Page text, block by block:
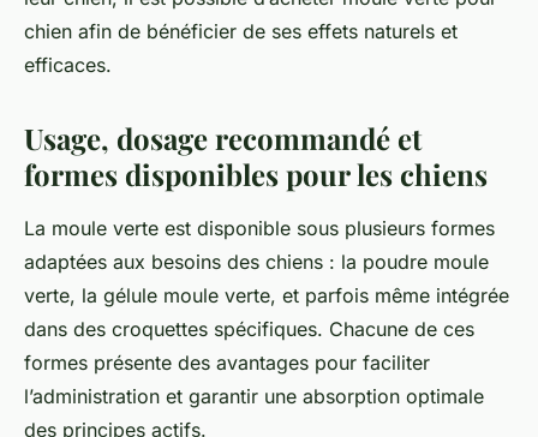
chien afin de bénéficier de ses effets naturels et
efficaces.
Usage, dosage recommandé et
formes disponibles pour les chiens
La moule verte est disponible sous plusieurs formes
adaptées aux besoins des chiens : la poudre moule
verte, la gélule moule verte, et parfois même intégrée
dans des croquettes spécifiques. Chacune de ces
formes présente des avantages pour faciliter
l’administration et garantir une absorption optimale
des principes actifs.